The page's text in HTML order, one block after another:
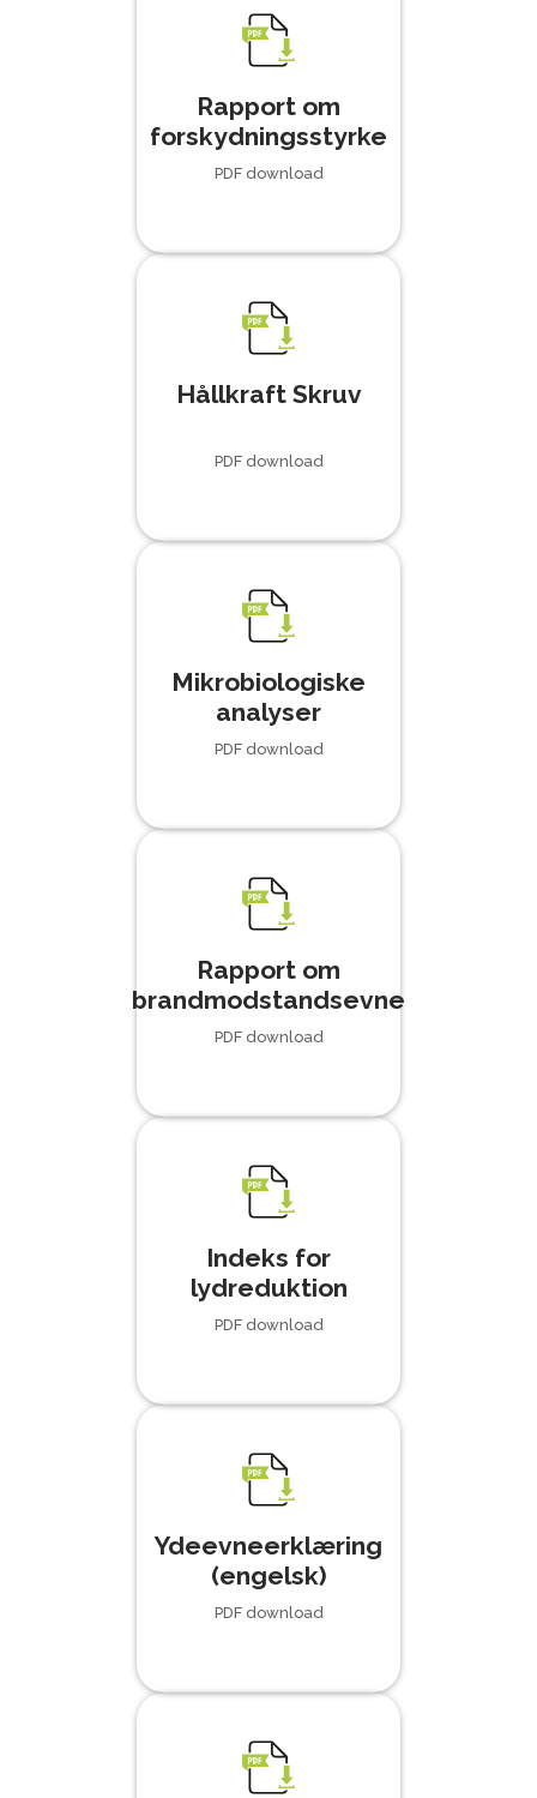
Rapport om
forskydningsstyrke
PDF download
Hållkraft Skruv
PDF download
Mikrobiologiske
analyser
PDF download
Rapport om
brandmodstandsevne
PDF download
Indeks for
lydreduktion
PDF download
Ydeevneerklæring
(engelsk)
PDF download